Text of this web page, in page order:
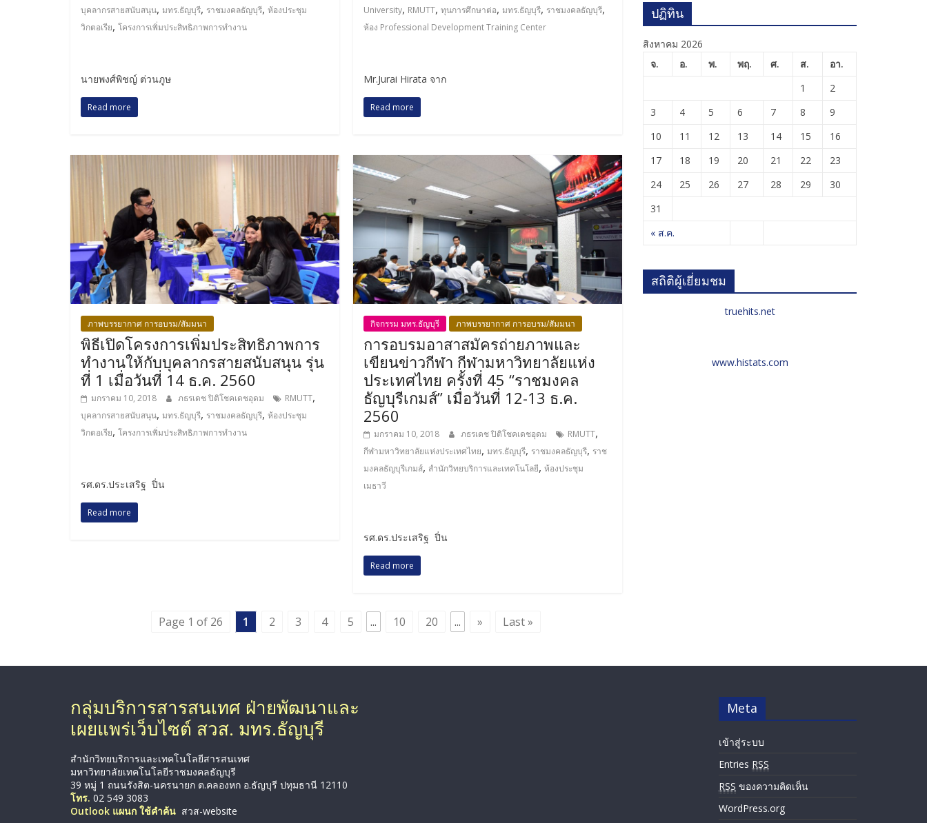
บุคลากรสายสนับสนุน, มทร.ธัญบุรี, ราชมงคลธัญบุรี, ห้องประชุม
วิกตอเรีย, โครงการเพิ่มประสิทธิภาพการทำงาน
นายพงศ์พิชญ์ ต่วนภูษ
Read more
University, RMUTT,ทุนการศึกษาต่อ,มทร.ธัญบุรี, ราชมงคลธัญบุรี,
ห้อง Professional Development Training Center
Mr.Jurai Hirata จาก
Read more
ภาพบรรยากาศ การอบรม/สัมมนา
พิธีเปิดโครงการเพิ่มประสิทธิภาพการ
ทำงานให้กับบุคลากรสายสนับสนุน รุ่น
ที่ 1 เมื่อวันที่ 14 ธ.ค. 2560
มกราคม 10, 2018 ภธรเดช ปิติโชคเดชอุดม RMUTT,
บุคลากรสายสนับสนุน, มทร.ธัญบุรี, ราชมงคลธัญบุรี, ห้องประชุม
วิกตอเรีย, โครงการเพิ่มประสิทธิภาพการทำงาน
รศ.ดร.ประเสริฐ ปิ่น
Read more
กิจกรรม มทร.ธัญบุรี ภาพบรรยากาศ การอบรม/สัมมนา
การอบรมอาสาสมัครถ่ายภาพและ
เขียนข่าวกีฬา กีฬามหาวิทยาลัยแห่ง
ประเทศไทย ครั้งที่ 45 “ราชมงคล
ธัญบุรีเกมส์” เมื่อวันที่ 12-13 ธ.ค.
2560
มกราคม 10, 2018 ภธรเดช ปิติโชคเดชอุดม RMUTT,
กีฬามหาวิทยาลัยแห่งประเทศไทย,มทร.ธัญบุรี, ราชมงคลธัญบุรี, ราช
มงคลธัญบุรีเกมส์, สำนักวิทยบริการและเทคโนโลยี,ห้องประชุม
เมธาวี
รศ.ดร.ประเสริฐ ปิ่น
Read more
Page 1 of 26 1 2 3 4 5 ... 10 20 ... » Last »
ปฏิทิน
สิงหาคม 2026
จ.
อ. พ. พฤ. ศ. ส. อา.
« ส.ค.
1
2
3
4 5 6 7 8
9
10
11 12 13 14 15
16
17
18 19 20 21 22
23
24
25 26 27 28 29
30
31
สถิติผู้เยี่ยมชม
truehits.net
www.histats.com
กลุ่มบริการสารสนเทศ ฝ่ายพัฒนาและ
เผยแพร่เว็บไซต์ สวส. มทร.ธัญบุรี
สำนักวิทยบริการและเทคโนโลยีสารสนเทศ
มหาวิทยาลัยเทคโนโลยีราชมงคลธัญบุรี
39 หมู่ 1 ถนนรังสิต-นครนายก ต.คลองหก อ.ธัญบุรี ปทุมธานี 12110
โทร. 02 549 3083
Outlook แผนก ใช้คำค้น สวส-website
Meta
เข้าสู่ระบบ
Entries RSS
RSS ของความคิดเห็น
WordPress.org